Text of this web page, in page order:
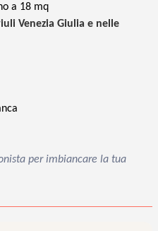
a 18 mq
Venezia Giulia e nelle
per imbiancare la tua